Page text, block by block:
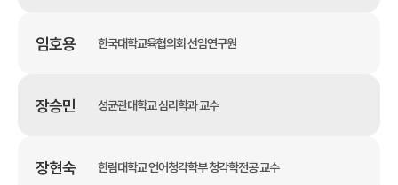
임호용 한국대학교육협의회 선임연구원
장승민 성균관대학교 심리학과 교수
장현숙 한림대학교 언어청각학부 청각학전공 교수